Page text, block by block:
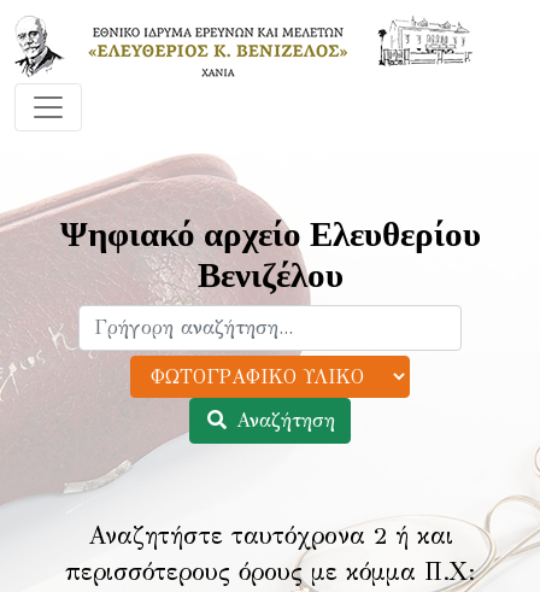
Ψηφιακό αρχείο Ελευθερίου
Βενιζέλου
Αναζήτηση
Αναζητήστε ταυτόχρονα 2 ή και
περισσότερους όρους με κόμμα Π.Χ: